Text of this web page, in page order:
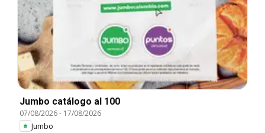
Jumbo catálogo al 100
07/08/2026- 17/08/2026
Jumbo